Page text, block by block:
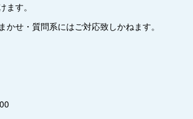
ます。
かせ・質問系にはご対応致しかねます。